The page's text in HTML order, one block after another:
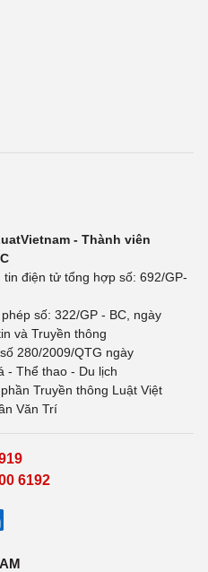
- Thành viên
điện tử tổng hợp số: 692/GP-
số: 322/GP - BC, ngày
và Truyền thông
280/2009/QTG ngày
- Thể thao - Du lịch
Truyền thông Luật Việt
Văn Trí
6192